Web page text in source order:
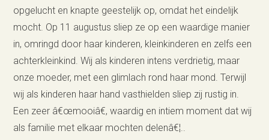
opgelucht en knapte geestelijk op, omdat het eindelijk
mocht. Op 11 augustus sliep ze op een waardige manier
in, omringd door haar kinderen, kleinkinderen en zelfs een
achterkleinkind. Wij als kinderen intens verdrietig, maar
onze moeder, met een glimlach rond haar mond. Terwijl
wij als kinderen haar hand vasthielden sliep zij rustig in.
Een zeer â€œmooiâ€, waardig en intiem moment dat wij
als familie met elkaar mochten delenâ€¦..